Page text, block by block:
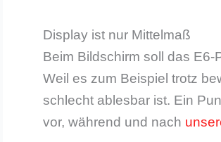
Display ist nur Mittelmaß
Beim Bildschirm soll das
Weil es zum Beispiel trotz
schlecht ablesbar ist. Ein
vor, während und nach